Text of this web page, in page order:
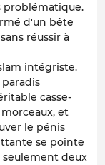
problématique.
d'un bête
réussir à
intégriste.
casse-
et
le pénis
se pointe
seulement deux